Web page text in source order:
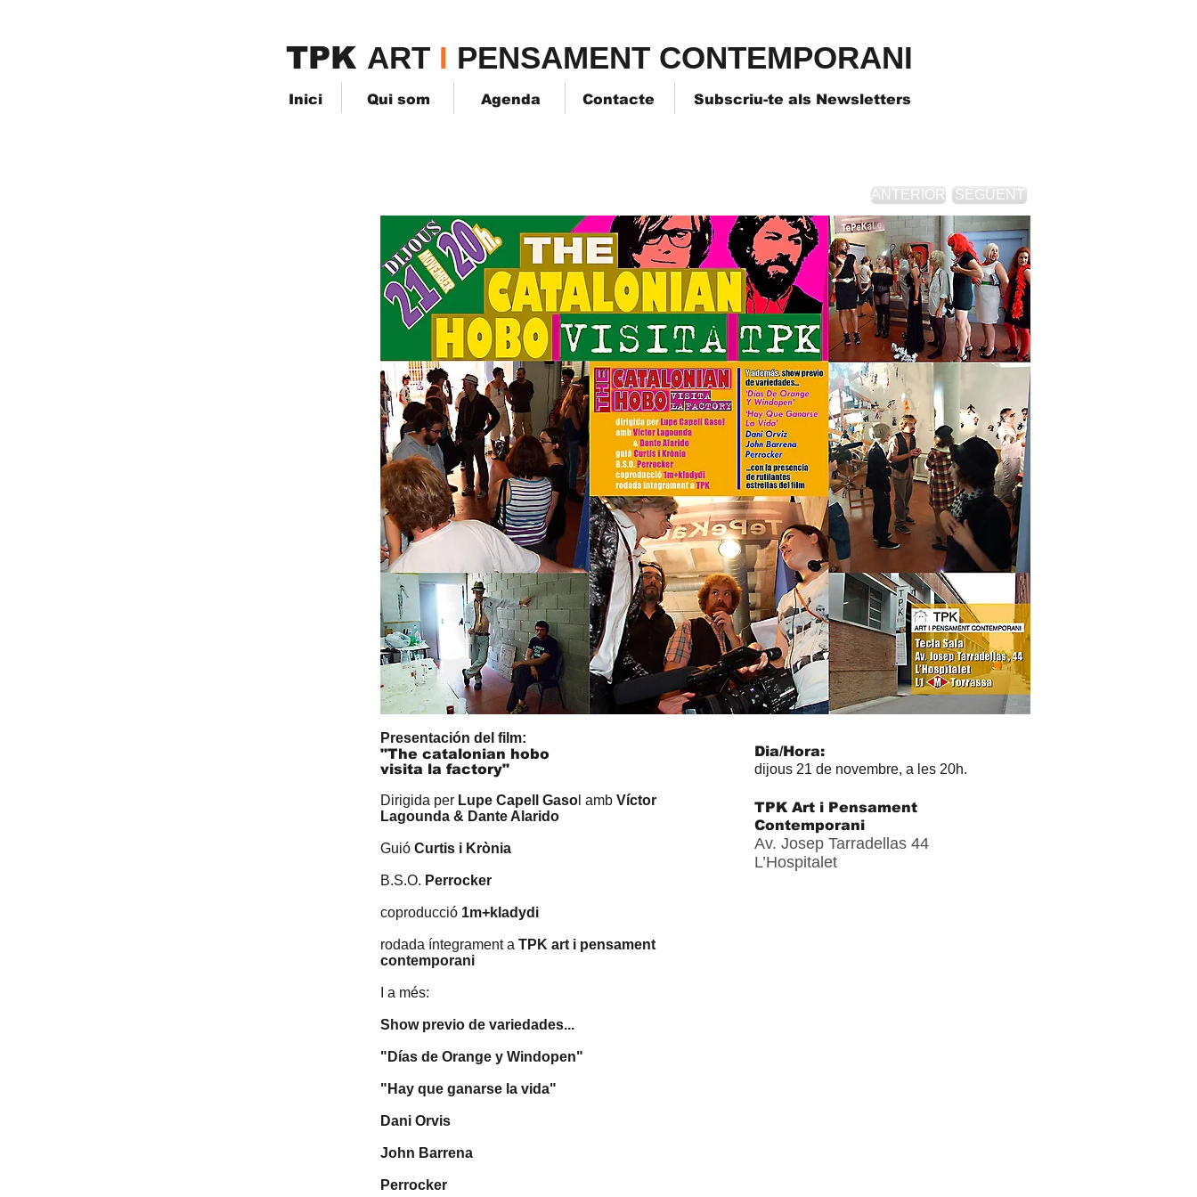
TPK ​ART I PENSAMENT CONTEMPORANI
Inici Qui som Agenda Contacte Subscriu-te als Newsletters
ANTERIOR SEGÜENT
Presentación del film:
"The catalonian hobo
visita la factory"
Dirigida per Lupe Capell Gaso l amb Víctor
Lagounda & Dante Alarido
Guió Curtis i Krònia
B.S.O. Perrocker
coproducció 1m+kladydi
rodada íntegrament a TPK art i pensament
contemporani
I a més:
Show previo de variedades...
"Días de Orange y Windopen"
"Hay que ganarse la vida"
Dani Orvis
John Barrena
Perrocker
Dia/Hora:
dijous 21 de novembre, a les 20h.
TPK Art i Pensament
Contemporani
Av. Josep Tarradellas 44
L’Hospitalet